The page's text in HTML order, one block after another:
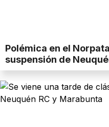
Polémica en el
suspensión de